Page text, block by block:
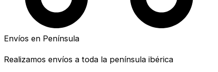
Envíos en Península
Realizamos envíos a toda la península ibérica